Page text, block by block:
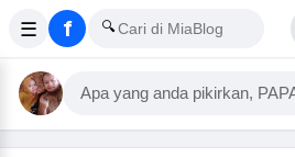
☰ f 🔍
Apa yang anda pikirkan,